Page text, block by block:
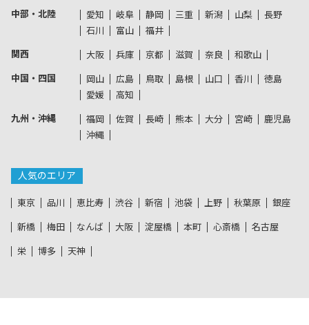
中部・北陸 愛知 岐阜 静岡 三重 新潟 山梨
長野
石川
富山 福井
関西 大阪 兵庫 京都 滋賀 奈良 和歌山
中国・四国 岡山 広島 鳥取 島根 山口 香川
徳島
愛媛
高知
九州・沖縄 福岡 佐賀 長崎 熊本 大分 宮崎
鹿児島
沖縄
人気のエリア
東京 品川 恵比寿 渋谷 新宿 池袋 上野 秋葉原 銀座
新橋 梅田 なんば 大阪 淀屋橋 本町 心斎橋 名古屋
栄 博多 天神